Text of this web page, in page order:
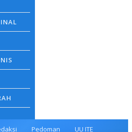
Pedoman UU ITE